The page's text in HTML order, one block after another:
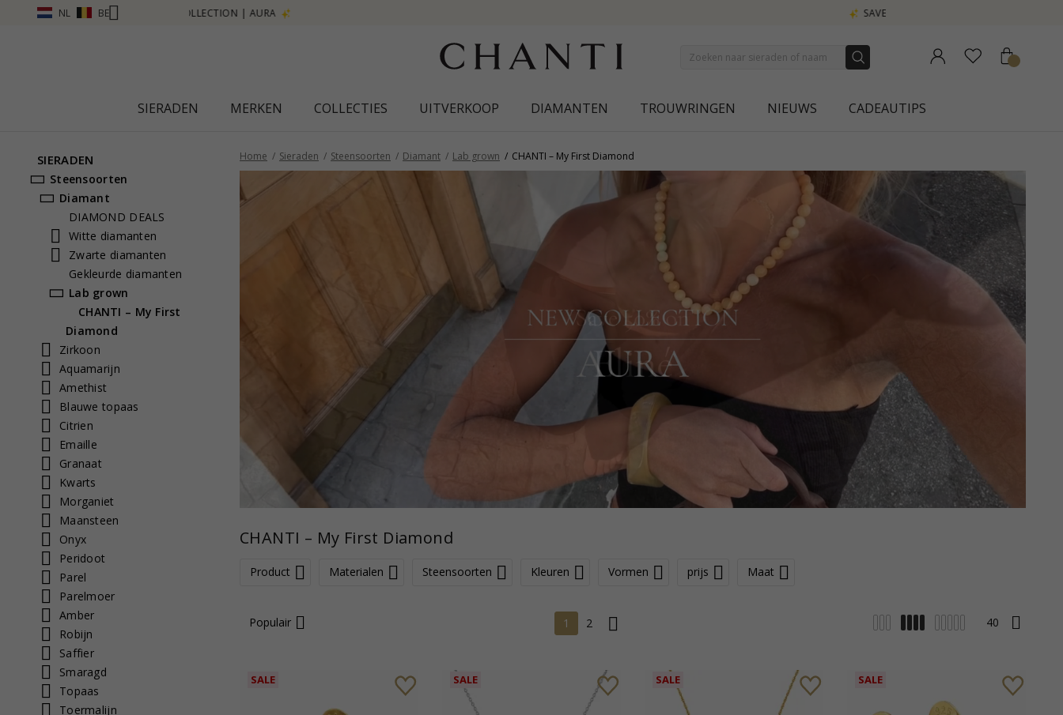
NL BE
SIERADEN MERKEN COLLECTIES UITVERKOOP DIAMANTEN TROUWRINGEN NIEUWS CADEAUTIPS
SIERADEN
Steensoorten
Diamant
DIAMOND DEALS
Witte diamanten
Zwarte diamanten
Gekleurde diamanten
Lab grown
CHANTI – My First
Diamond
Zirkoon
Aquamarijn
Amethist
Blauwe topaas
Citrien
Emaille
Granaat
Kwarts
Morganiet
Maansteen
Onyx
Peridoot
Parel
Parelmoer
Amber
Robijn
Saffier
Smaragd
Topaas
Toermalijn
Home Sieraden Steensoorten Diamant Lab grown CHANTI – My First Diamond
CHANTI – My First Diamond
Product Materialen Steensoorten Kleuren Vormen prijs Maat
Populair 1 2
SALE SALE SALE SALE